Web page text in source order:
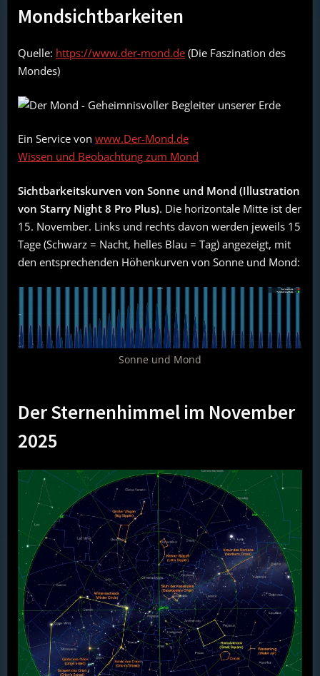
Mondsichtbarkeiten
Quelle: https://www.der-mond.de (Die Faszination des
Mondes)
Ein Service von www.Der-Mond.de
Wissen und Beobachtung zum Mond
Sichtbarkeitskurven von Sonne und Mond (Illustration
von Starry Night 8 Pro Plus). Die horizontale Mitte ist der
15. November. Links und rechts davon werden jeweils 15
Tage (Schwarz = Nacht, helles Blau = Tag) angezeigt, mit
den entsprechenden Höhenkurven von Sonne und Mond:
Sonne und Mond
Der Sternenhimmel im November
2025